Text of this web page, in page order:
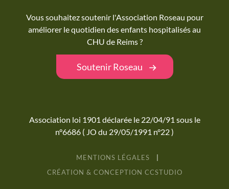
Vous souhaitez soutenir l'Association Roseau pour
améliorer le quotidien des enfants hospitalisés au
CHU de Reims ?
Soutenir Roseau
Association loi 1901 déclarée le 22/04/91 sous le
n°6686 ( JO du 29/05/1991 n°22 )
MENTIONS LÉGALES
CRÉATION & CONCEPTION CCSTUDIO